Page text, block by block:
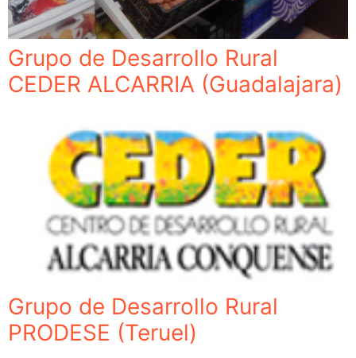
Grupo de Desarrollo Rural
CEDER ALCARRIA (Guadalajara)
Grupo de Desarrollo Rural
PRODESE (Teruel)